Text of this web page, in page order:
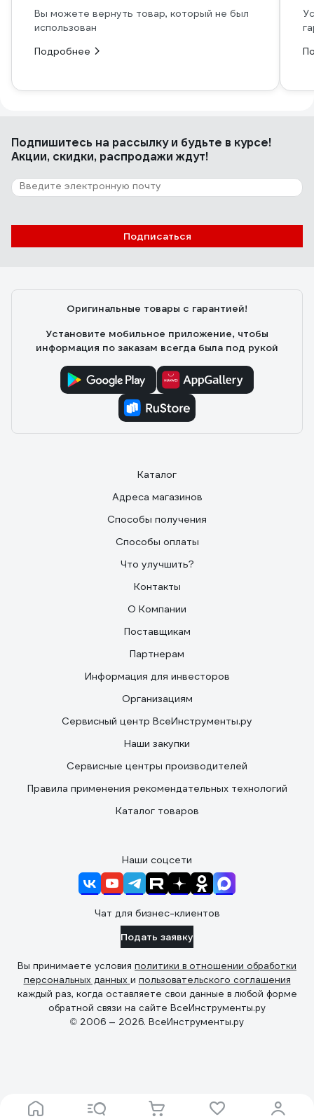
Вы можете вернуть товар, который не был
использован
Подробнее
Подпишитесь на рассылкуи будьте в курсе!
Акции, скидки, распродажи ждут!
Подписаться
Оригинальные товары с гарантией!
Установите мобильное приложение, чтобы
информация по заказам всегда была под рукой
Каталог
Адреса магазинов
Способы получения
Способы оплаты
Что улучшить?
Контакты
О Компании
Поставщикам
Партнерам
Информация для инвесторов
Организациям
Сервисный центр ВсеИнструменты.ру
Наши закупки
Сервисные центры производителей
Правила применения рекомендательных технологий
Каталог товаров
Наши соцсети
Чат для бизнес-клиентов
Подать заявку
Вы принимаете условия политики в отношении обработки
персональных данных и пользовательского соглашения
каждый раз, когда оставляете свои данные в любой форме
обратной связи на сайте ВсеИнструменты.ру
© 2006 — 2026. ВсеИнструменты.ру